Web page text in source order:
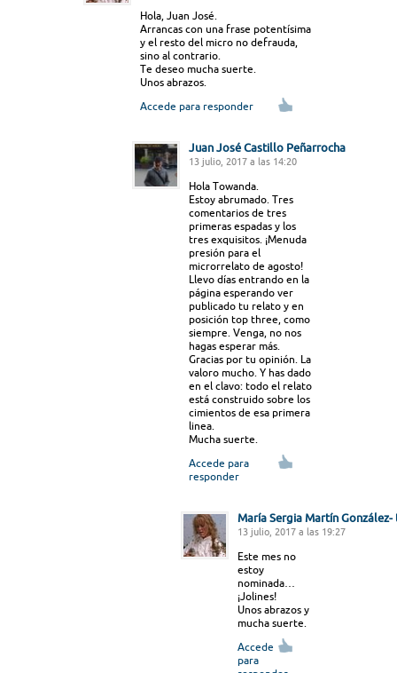
Hola, Juan José.
Arrancas con una frase potentísima
y el resto del micro no defrauda,
sino al contrario.
Te deseo mucha suerte.
Unos abrazos.
Accede para responder
Juan José Castillo Peñarrocha
13 julio, 2017 a las 14:20
Hola Towanda.
Estoy abrumado. Tres
comentarios de tres
primeras espadas y los
tres exquisitos. ¡Menuda
presión para el
microrrelato de agosto!
Llevo días entrando en la
página esperando ver
publicado tu relato y en
posición top three, como
siempre. Venga, no nos
hagas esperar más.
Gracias por tu opinión. La
valoro mucho. Y has dado
en el clavo: todo el relato
está construido sobre los
cimientos de esa primera
linea.
Mucha suerte.
Accede para
responder
María Sergia Martín
13 julio, 2017 a las 19:27
Este mes no
estoy
nominada…
¡Jolines!
Unos abrazos y
mucha suerte.
Accede
para